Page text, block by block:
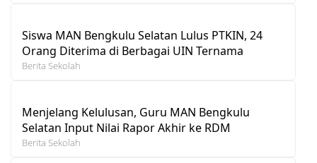
Siswa MAN Bengkulu Selatan Lulus PTKIN, 24
Orang Diterima di Berbagai UIN Ternama
Berita Sekolah
Menjelang Kelulusan, Guru MAN Bengkulu
Selatan Input Nilai Rapor Akhir ke RDM
Berita Sekolah